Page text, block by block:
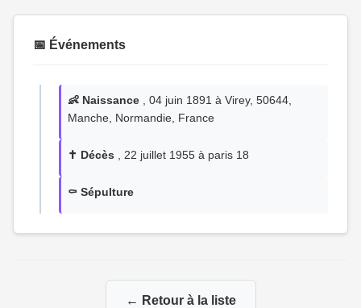
📅 Événements
👶 Naissance , 04 juin 1891 à Virey, 50644,
Manche, Normandie, France
✝️ Décès , 22 juillet 1955 à paris 18
⚰️ Sépulture
← Retour à la liste